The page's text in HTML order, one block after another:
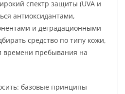
спектр защиты (UVA и
антиоксидантами,
и деградационными
средство по типу кожи,
времени пребывания на
базовые принципы